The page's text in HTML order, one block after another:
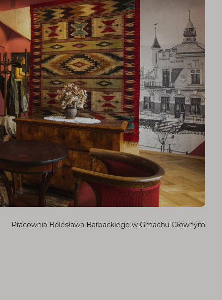
Pracownia Bolesława Barbackiego w Gmachu Głównym